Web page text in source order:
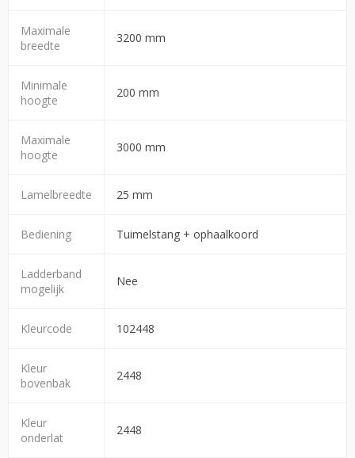
Maximale
breedte
3200 mm
Minimale
hoogte
200 mm
Maximale
hoogte
3000 mm
Lamelbreedte 25 mm
Bediening Tuimelstang + ophaalkoord
Ladderband
mogelijk
Nee
Kleurcode 102448
Kleur
bovenbak
2448
Kleur
onderlat
2448